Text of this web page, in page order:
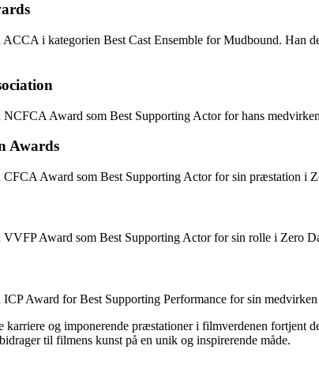
i kategorien Best Cast Ensemble for Mudbound.
NCFCA Award som Best Supporting Actor for hans
Awards
CFCA Award som Best Supporting Actor for sin præstation i
Award som Best Supporting Actor for sin rolle i Zero
Award for Best Supporting Performance for sin
og imponerende præstationer i filmverdenen fortjent
til filmens kunst på en unik og inspirerende måde.